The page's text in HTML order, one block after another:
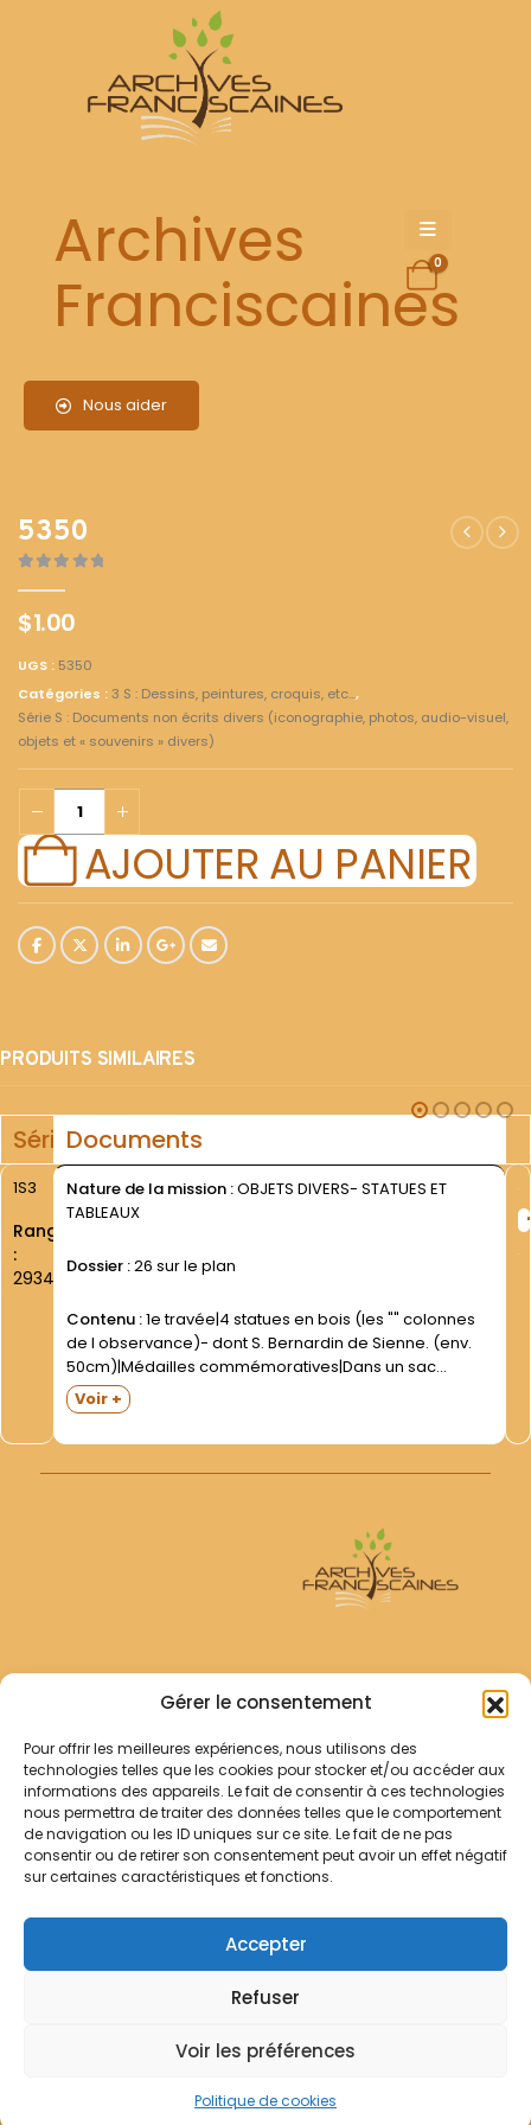
Gérer le consentement
Pour offrir les meilleures expériences, nous utilisons des
technologies telles que les cookies pour stocker et/ou accéder aux
informations des appareils. Le fait de consentir à ces technologies
nous permettra de traiter des données telles que le comportement
de navigation ou les ID uniques sur ce site. Le fait de ne pas
consentir ou de retirer son consentement peut avoir un effet négatif
sur certaines caractéristiques et fonctions.
Accepter
Refuser
Voir les préférences
Politique de cookies
Archives
Franciscaines
Nous aider
0
5350
$1.00
UGS : 5350
Catégories : 3 S : Dessins, peintures, croquis, etc...,
Série S : Documents non écrits divers (iconographie, photos, audio-visuel,
objets et « souvenirs » divers)
AJOUTER AU PANIER
PRODUITS SIMILAIRES
SérieDocuments
1S3
Rang
:
2934
Nature de la mission :OBJETS DIVERS- STATUES ET
TABLEAUX
Dossier :26 sur le plan
Contenu :1e travée|4 statues en bois (les "" colonnes
de l observance)- dont S. Bernardin de Sienne. (env.
50cm)|Médailles commémoratives|Dans un sac
plastique : morceaux de poterie médiévale (fouilles du
jardin des Franciscains de Metz) et morceau de tuile
Voir +
Archives Franciscaines
RECHERCHER
Comment chercher ?
Les archives
Notre démarche
Contact